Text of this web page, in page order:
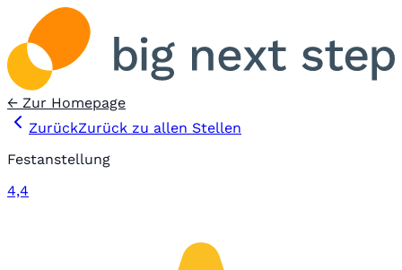
← Zur Homepage
ZurückZurück zu allen Stellen
Festanstellung
4,4